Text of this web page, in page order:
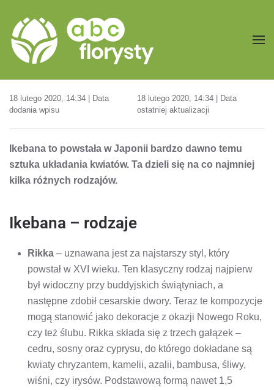
Przejdź do treści głównej
18 lutego 2020, 14:34 | Data
dodania wpisu
18 lutego 2020, 14:34 | Data
ostatniej aktualizacji
Ikebana to powstała w Japonii bardzo dawno temu
sztuka układania kwiatów. Ta dzieli się na co najmniej
kilka różnych rodzajów.
Ikebana – rodzaje
Rikka – uznawana jest za najstarszy styl, który
powstał w XVI wieku. Ten klasyczny rodzaj najpierw
był widoczny przy buddyjskich świątyniach, a
następne zdobił cesarskie dwory. Teraz te kompozycje
mogą stanowić jako dekoracje z okazji Nowego Roku,
czy też ślubu. Rikka składa się z trzech gałązek –
cedru, sosny oraz cyprysu, do którego dokładane są
kwiaty chryzantem, kamelii, azalii, bambusa, śliwy,
wiśni, czy irysów. Podstawową formą nawet 1,5